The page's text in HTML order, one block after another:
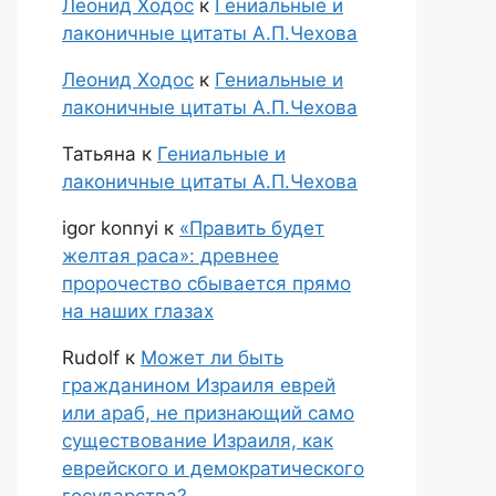
Леонид Ходос к Гениальные и
лаконичные цитаты А.П.Чехова
Леонид Ходос к Гениальные и
лаконичные цитаты А.П.Чехова
Татьяна к Гениальные и
лаконичные цитаты А.П.Чехова
igor konnyi к «Править будет
желтая раса»: древнее
пророчество сбывается прямо
на наших глазах
Rudolf к Может ли быть
гражданином Израиля еврей
или араб, не признающий само
существование Израиля, как
еврейского и демократического